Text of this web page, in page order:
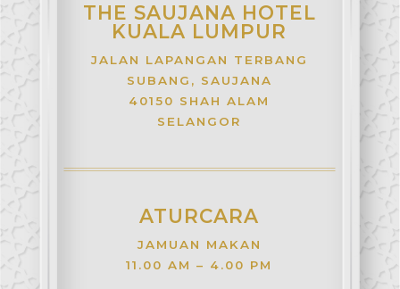
THE SAUJANA HOTEL
KUALA LUMPUR
JALAN LAPANGAN TERBANG
SUBANG, SAUJANA
40150 SHAH ALAM
SELANGOR
ATURCARA
JAMUAN MAKAN
11.00 AM – 4.00 PM